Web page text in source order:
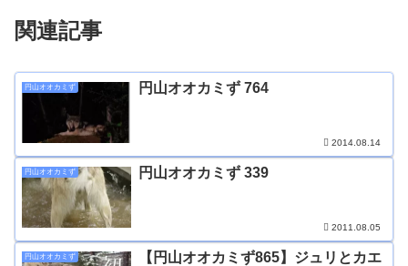
関連記事
円山オオカミず 円山オオカミず 764
2014.08.14
円山オオカミず 円山オオカミず 339
2011.08.05
円山オオカミず
【円山オオカミず865】ジュリとカエ